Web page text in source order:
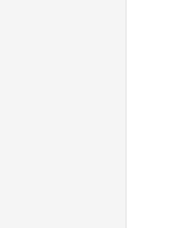
ホテ
外国
入管
イラ